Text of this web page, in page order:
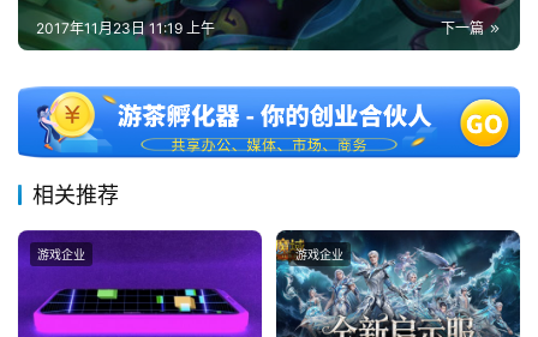
2
0
第
十
三
金
茶
奖
下一篇
2017年11月23日 11:19 上午
相关推荐
游戏企业 游戏企业